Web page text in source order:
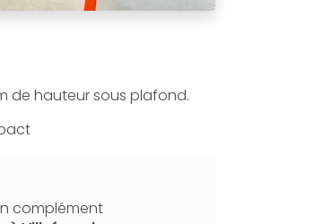
de hauteur sous plafond.
complément